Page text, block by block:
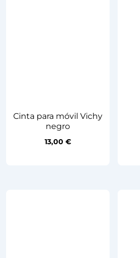
Cinta para móvil Vichy
negro
13,00 €